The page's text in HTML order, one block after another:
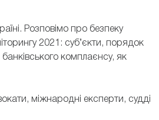
Розповімо про безпеку
2021: суб’єкти, порядок
комплаєнсу, як
міжнародні експерти, судді